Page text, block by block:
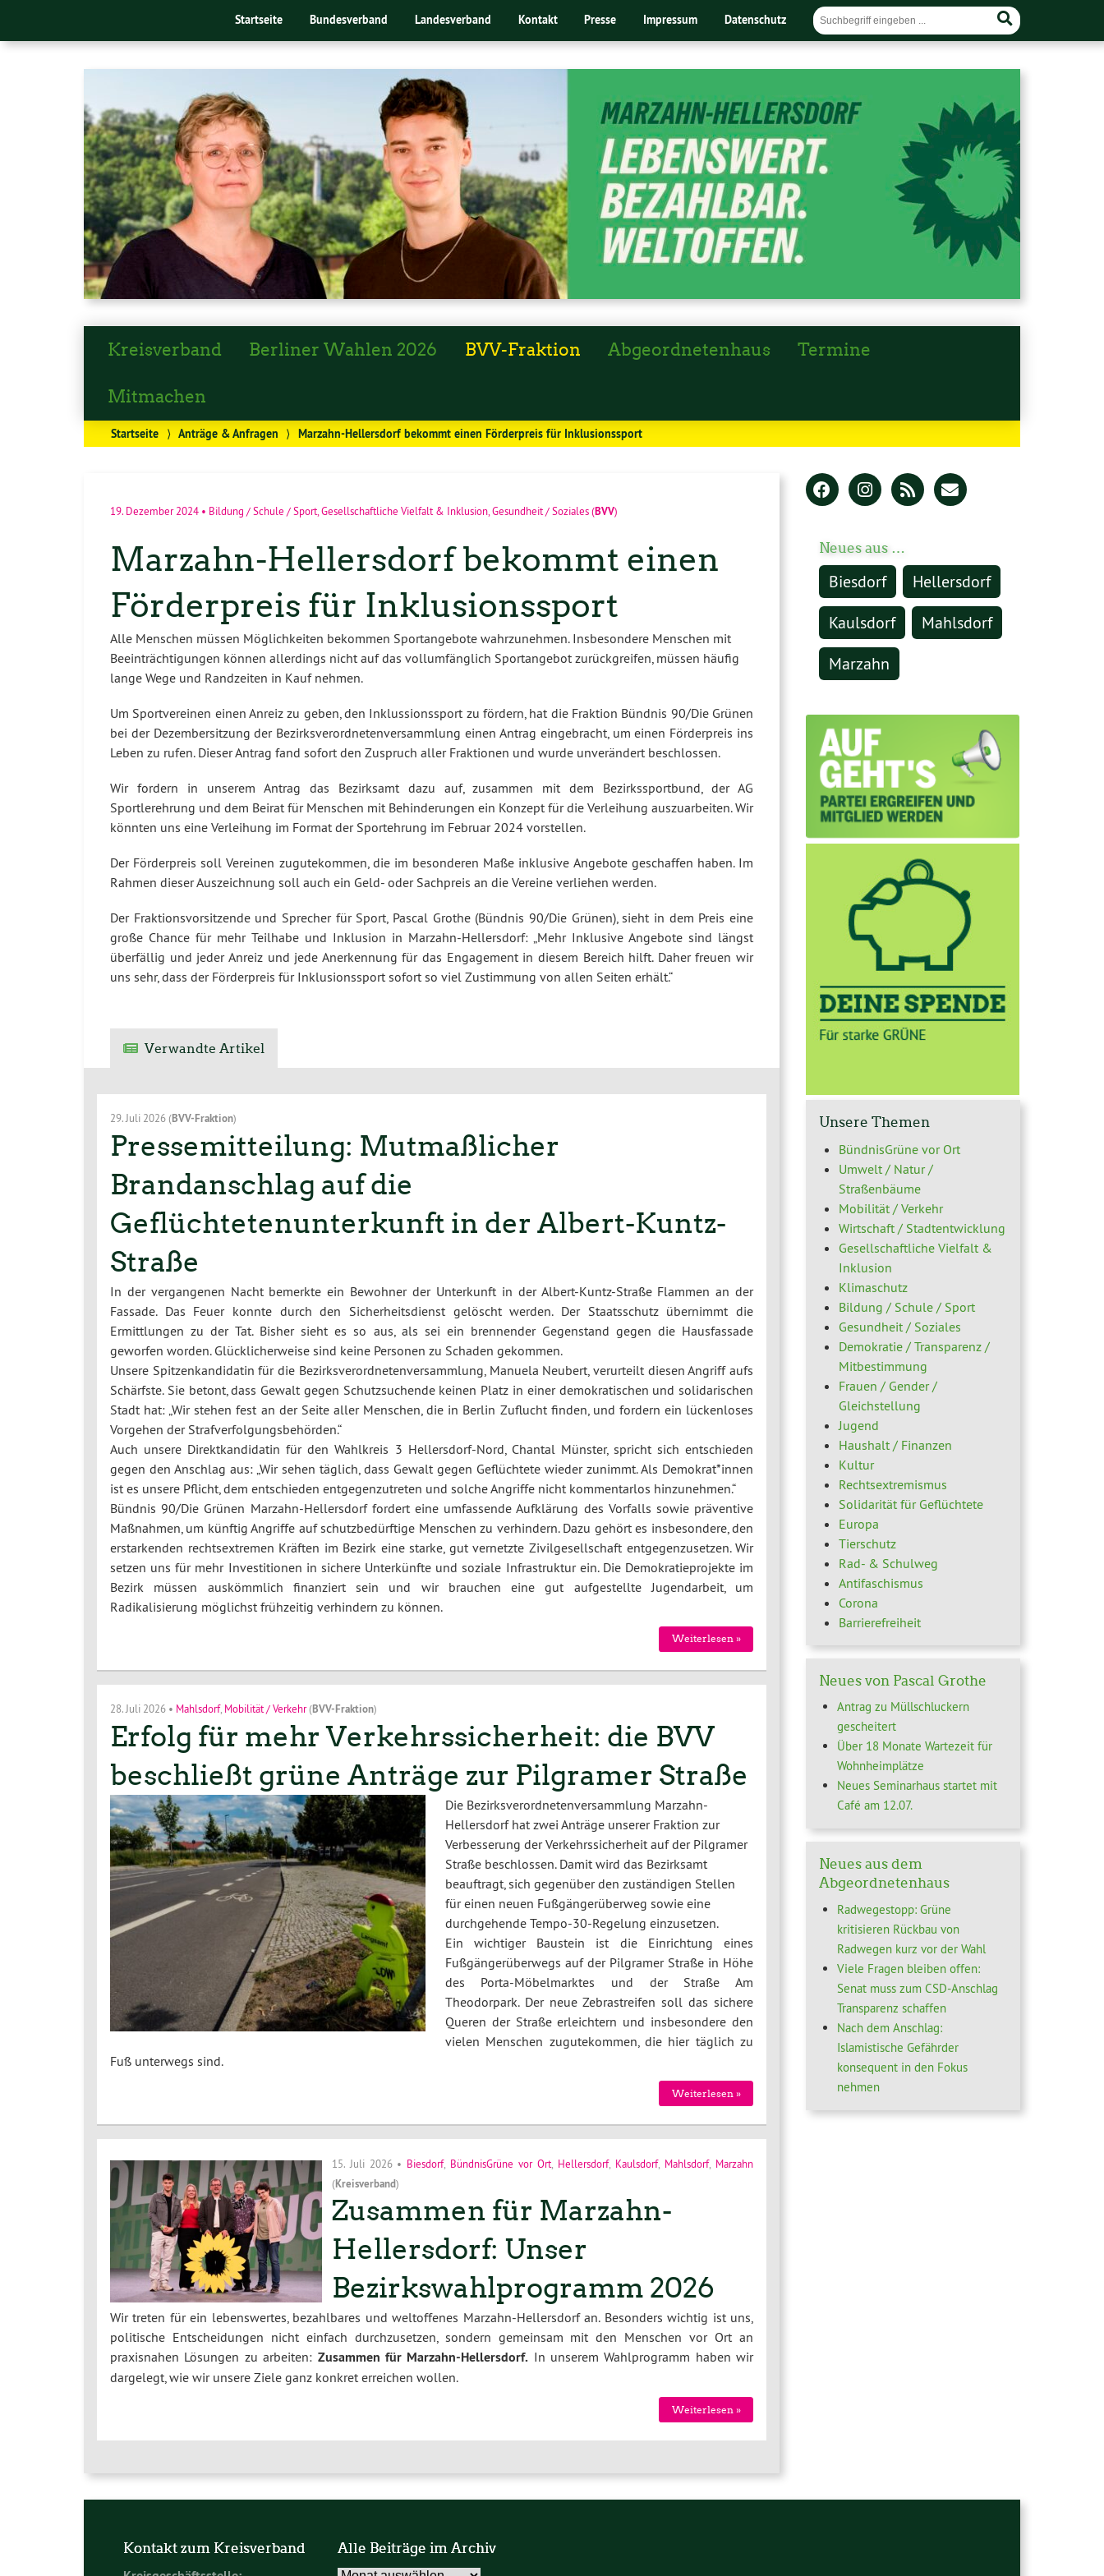
Startseite Bundesverband Landesverband Kontakt Presse Impressum Datenschutz
Kreisverband Berliner Wahlen 2026 BVV-Fraktion Abgeordnetenhaus Termine
Mitmachen
Startseite ⟩ Anträge & Anfragen ⟩ Marzahn-Hellersdorf bekommt einen Förderpreis für Inklusionssport
19. Dezember 2024 • Bildung / Schule / Sport Gesellschaftliche Vielfalt & Inklusion Gesundheit / Soziales(BVV)
Marzahn-Hellersdorf bekommt einen
Förderpreis für Inklusionssport
Alle Menschen müssen Möglichkeiten bekommen Sportangebote wahrzunehmen. Insbesondere Menschen mit
Beeinträchtigungen können allerdings nicht auf das vollumfänglich Sportangebot zurückgreifen, müssen häufig
lange Wege und Randzeiten in Kauf nehmen.
Um Sportvereinen einen Anreiz zu geben, den Inklussionssport zu fördern, hat die Fraktion Bündnis 90/Die Grünen
bei der Dezembersitzung der Bezirksverordnetenversammlung einen Antrag eingebracht, um einen Förderpreis ins
Leben zu rufen. Dieser Antrag fand sofort den Zuspruch aller Fraktionen und wurde unverändert beschlossen.
Wir fordern in unserem Antrag das Bezirksamt dazu auf, zusammen mit dem Bezirkssportbund, der AG
Sportlerehrung und dem Beirat für Menschen mit Behinderungen ein Konzept für die Verleihung auszuarbeiten. Wir
könnten uns eine Verleihung im Format der Sportehrung im Februar 2024 vorstellen.
Der Förderpreis soll Vereinen zugutekommen, die im besonderen Maße inklusive Angebote geschaffen haben. Im
Rahmen dieser Auszeichnung soll auch ein Geld- oder Sachpreis an die Vereine verliehen werden.
Der Fraktionsvorsitzende und Sprecher für Sport, Pascal Grothe (Bündnis 90/Die Grünen), sieht in dem Preis eine
große Chance für mehr Teilhabe und Inklusion in Marzahn-Hellersdorf: „Mehr Inklusive Angebote sind längst
überfällig und jeder Anreiz und jede Anerkennung für das Engagement in diesem Bereich hilft. Daher freuen wir
uns sehr, dass der Förderpreis für Inklusionssport sofort so viel Zustimmung von allen Seiten erhält.“
Verwandte Artikel
29. Juli 2026 (BVV-Fraktion)
Pressemitteilung: Mutmaßlicher
Brandanschlag auf die
Geflüchtetenunterkunft in der Albert-Kuntz-
Straße
In der vergangenen Nacht bemerkte ein Bewohner der Unterkunft in der Albert-Kuntz-Straße Flammen an der
Fassade. Das Feuer konnte durch den Sicherheitsdienst gelöscht werden. Der Staatsschutz übernimmt die
Ermittlungen zu der Tat. Bisher sieht es so aus, als sei ein brennender Gegenstand gegen die Hausfassade
geworfen worden. Glücklicherweise sind keine Personen zu Schaden gekommen.
Unsere Spitzenkandidatin für die Bezirksverordnetenversammlung, Manuela Neubert, verurteilt diesen Angriff aufs
Schärfste. Sie betont, dass Gewalt gegen Schutzsuchende keinen Platz in einer demokratischen und solidarischen
Stadt hat: „Wir stehen fest an der Seite aller Menschen, die in Berlin Zuflucht finden, und fordern ein lückenloses
Vorgehen der Strafverfolgungsbehörden.“
Auch unsere Direktkandidatin für den Wahlkreis 3 Hellersdorf-Nord, Chantal Münster, spricht sich entschieden
gegen den Anschlag aus: „Wir sehen täglich, dass Gewalt gegen Geflüchtete wieder zunimmt. Als Demokrat*innen
ist es unsere Pflicht, dem entschieden entgegenzutreten und solche Angriffe nicht kommentarlos hinzunehmen.“
Bündnis 90/Die Grünen Marzahn-Hellersdorf fordert eine umfassende Aufklärung des Vorfalls sowie präventive
Maßnahmen, um künftig Angriffe auf schutzbedürftige Menschen zu verhindern. Dazu gehört es insbesondere, den
erstarkenden rechtsextremen Kräften im Bezirk eine starke, gut vernetzte Zivilgesellschaft entgegenzusetzen. Wir
setzen uns für mehr Investitionen in sichere Unterkünfte und soziale Infrastruktur ein. Die Demokratieprojekte im
Bezirk müssen auskömmlich finanziert sein und wir brauchen eine gut aufgestellte Jugendarbeit, um
Radikalisierung möglichst frühzeitig verhindern zu können.
Weiterlesen »
28. Juli 2026 • Mahlsdorf, Mobilität / Verkehr(BVV-Fraktion)
Erfolg für mehr Verkehrssicherheit: die BVV
beschließt grüne Anträge zur Pilgramer Straße
Die Bezirksverordnetenversammlung Marzahn-
Hellersdorf hat zwei Anträge unserer Fraktion zur
Verbesserung der Verkehrssicherheit auf der Pilgramer
Straße beschlossen. Damit wird das Bezirksamt
beauftragt, sich gegenüber den zuständigen Stellen
für einen neuen Fußgängerüberweg sowie eine
durchgehende Tempo-30-Regelung einzusetzen.
Ein wichtiger Baustein ist die Einrichtung eines
Fußgängerüberwegs auf der Pilgramer Straße in Höhe
des Porta-Möbelmarktes und der Straße Am
Theodorpark. Der neue Zebrastreifen soll das sichere
Queren der Straße erleichtern und insbesondere den
vielen Menschen zugutekommen, die hier täglich zu
Fuß unterwegs sind.
Weiterlesen »
15. Juli 2026• Biesdorf, BündnisGrüne vor Ort Hellersdorf, Kaulsdorf, Mahlsdorf, Marzahn
(Kreisverband)
Zusammen für Marzahn-
Hellersdorf: Unser
Bezirkswahlprogramm 2026
Wir treten für ein lebenswertes, bezahlbares und weltoffenes Marzahn-Hellersdorf an. Besonders wichtig ist uns,
politische Entscheidungen nicht einfach durchzusetzen, sondern gemeinsam mit den Menschen vor Ort an
praxisnahen Lösungen zu arbeiten: Zusammen für Marzahn-Hellersdorf. In unserem Wahlprogramm haben wir
dargelegt, wie wir unsere Ziele ganz konkret erreichen wollen.
Weiterlesen »
Neues aus …
Biesdorf
Hellersdorf
Kaulsdorf
Mahlsdorf
Marzahn
Unsere Themen
BündnisGrüne vor Ort
Umwelt / Natur /
Straßenbäume
Mobilität / Verkehr
Wirtschaft / Stadtentwicklung
Gesellschaftliche Vielfalt &
Inklusion
Klimaschutz
Bildung / Schule / Sport
Gesundheit / Soziales
Demokratie / Transparenz /
Mitbestimmung
Frauen / Gender /
Gleichstellung
Jugend
Haushalt / Finanzen
Kultur
Rechtsextremismus
Solidarität für Geflüchtete
Europa
Tierschutz
Rad- & Schulweg
Antifaschismus
Corona
Barrierefreiheit
Neues von Pascal Grothe
Antrag zu Müllschluckern
gescheitert
Über 18 Monate Wartezeit für
Wohnheimplätze
Neues Seminarhaus startet mit
Café am 12.07.
Neues aus dem
Abgeordnetenhaus
Radwegestopp: Grüne
kritisieren Rückbau von
Radwegen kurz vor der Wahl
Viele Fragen bleiben offen:
Senat muss zum CSD-Anschlag
Transparenz schaffen
Nach dem Anschlag:
Islamistische Gefährder
konsequent in den Fokus
nehmen
Kontakt zum Kreisverband
Alle Beiträge im Archiv